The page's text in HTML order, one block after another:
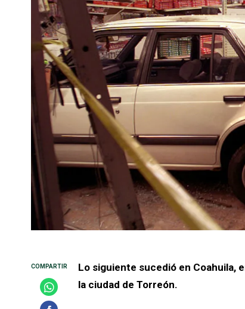
Lo siguiente sucedió en Coahuila,
la ciudad de Torreón.